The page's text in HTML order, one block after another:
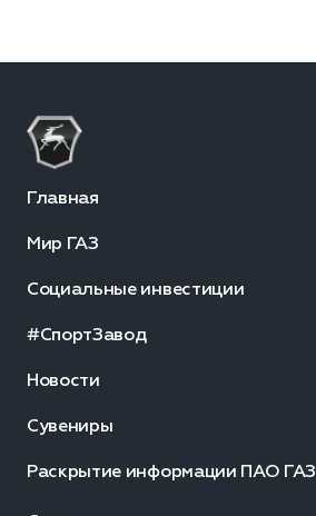
Главная
Мир ГАЗ
Социальные инвестиции
#СпортЗавод
Новости
Сувениры
Раскрытие информации ПАО ГАЗ